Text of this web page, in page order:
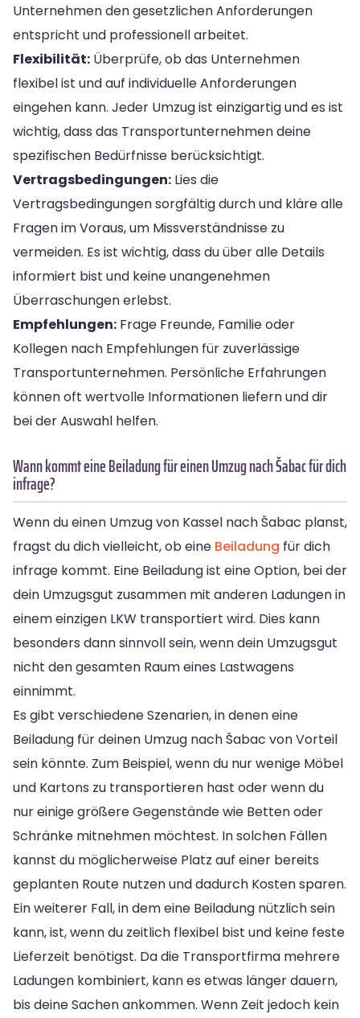
Unternehmen den gesetzlichen Anforderungen
entspricht und professionell arbeitet.
Flexibilität: Überprüfe, ob das Unternehmen
flexibel ist und auf individuelle Anforderungen
eingehen kann. Jeder Umzug ist einzigartig und es ist
wichtig, dass das Transportunternehmen deine
spezifischen Bedürfnisse berücksichtigt.
Vertragsbedingungen: Lies die
Vertragsbedingungen sorgfältig durch und kläre alle
Fragen im Voraus, um Missverständnisse zu
vermeiden. Es ist wichtig, dass du über alle Details
informiert bist und keine unangenehmen
Überraschungen erlebst.
Empfehlungen: Frage Freunde, Familie oder
Kollegen nach Empfehlungen für zuverlässige
Transportunternehmen. Persönliche Erfahrungen
können oft wertvolle Informationen liefern und dir
bei der Auswahl helfen.
Wann kommt eine Beiladung für einen Umzug nach Šabac für dich
infrage?
Wenn du einen Umzug von Kassel nach Šabac planst,
fragst du dich vielleicht, ob eine Beiladung für dich
infrage kommt. Eine Beiladung ist eine Option, bei der
dein Umzugsgut zusammen mit anderen Ladungen in
einem einzigen LKW transportiert wird. Dies kann
besonders dann sinnvoll sein, wenn dein Umzugsgut
nicht den gesamten Raum eines Lastwagens
einnimmt.
Es gibt verschiedene Szenarien, in denen eine
Beiladung für deinen Umzug nach Šabac von Vorteil
sein könnte. Zum Beispiel, wenn du nur wenige Möbel
und Kartons zu transportieren hast oder wenn du
nur einige größere Gegenstände wie Betten oder
Schränke mitnehmen möchtest. In solchen Fällen
kannst du möglicherweise Platz auf einer bereits
geplanten Route nutzen und dadurch Kosten sparen.
Ein weiterer Fall, in dem eine Beiladung nützlich sein
kann, ist, wenn du zeitlich flexibel bist und keine feste
Lieferzeit benötigst. Da die Transportfirma mehrere
Ladungen kombiniert, kann es etwas länger dauern,
bis deine Sachen ankommen. Wenn Zeit jedoch kein